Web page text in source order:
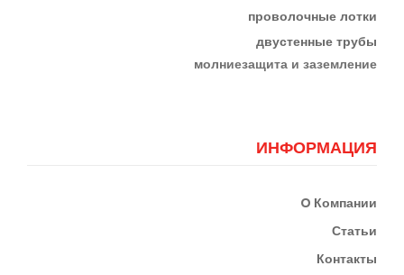
проволочные лотки
двустенные трубы
молниезащита и заземление
ИНФОРМАЦИЯ
О Компании
Статьи
Контакты